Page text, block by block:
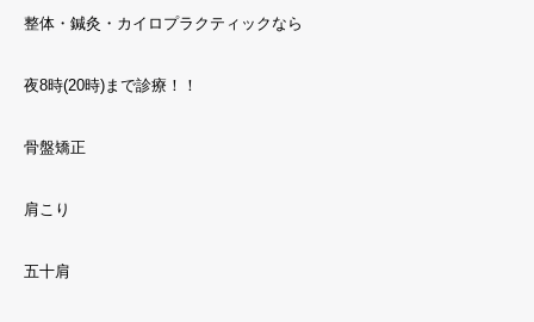
整体・鍼灸・カイロプラクティックなら
夜8時(20時)まで診療！！
骨盤矯正
肩こり
五十肩